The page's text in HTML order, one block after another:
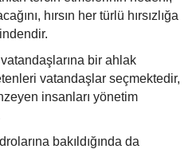
hırsın her türlü hırsızlığa
bir ahlak
vatandaşlar seçmektedir,
insanları yönetim
bakıldığında da